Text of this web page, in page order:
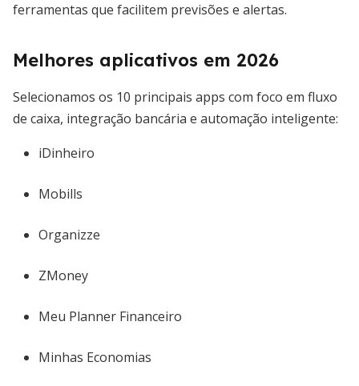
ferramentas que facilitem previsões e alertas.
Melhores aplicativos em 2026
Selecionamos os 10 principais apps com foco em fluxo
de caixa, integração bancária e automação inteligente:
iDinheiro
Mobills
Organizze
ZMoney
Meu Planner Financeiro
Minhas Economias